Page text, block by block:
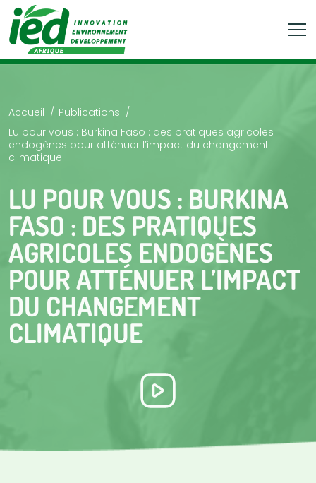
Accueil
Publications
Lu pour vous : Burkina Faso : des pratiques agricoles
endogènes pour atténuer l’impact du changement
climatique
LU POUR VOUS : BURKINA
FASO : DES PRATIQUES
AGRICOLES ENDOGÈNES
POUR ATTÉNUER L’IMPACT
DU CHANGEMENT
CLIMATIQUE